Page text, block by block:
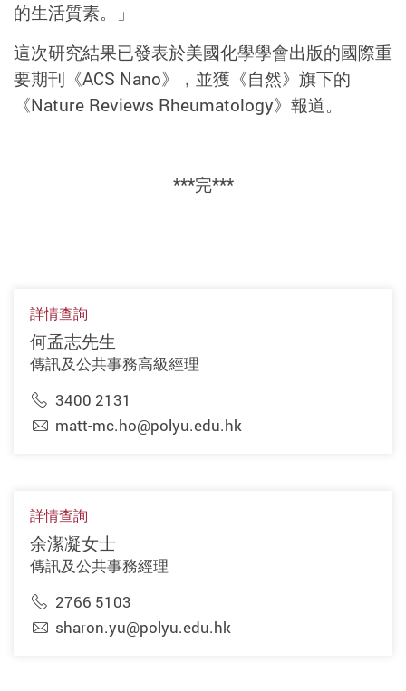
的生活質素。」
這次研究結果已發表於美國化學學會出版的國際重
要期刊《ACS Nano》，並獲《自然》旗下的
《Nature Reviews Rheumatology》報道。
***完***
詳情查詢
何孟志先生
傳訊及公共事務高級經理
3400 2131
matt-mc.ho@polyu.edu.hk
詳情查詢
余潔凝女士
傳訊及公共事務經理
2766 5103
sharon.yu@polyu.edu.hk